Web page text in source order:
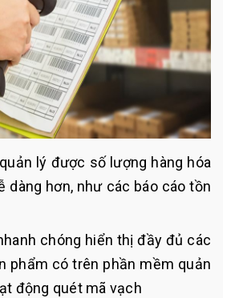
lý được số lượng hàng hóa
dàng hơn, như các báo cáo tồn
chóng hiển thị đầy đủ các
phẩm có trên phần mềm quản
động quét mã vạch